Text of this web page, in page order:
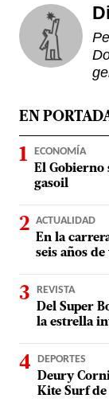
EN
ECONOMÍA
El Gobierno
gasoil
ACTUALIDAD
En la
seis años de
REVISTA
Del Super
la estrella
DEPORTES
Deury
Kite Surf de